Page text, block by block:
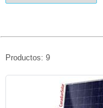
Productos: 9
DYR- SFV-APP3.70K-
SOLAR